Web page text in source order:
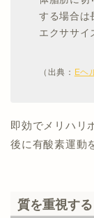
する場合は
エクササイ
（出典： Eヘ
即効でメリハリ
後に有酸素運動
質を重視する